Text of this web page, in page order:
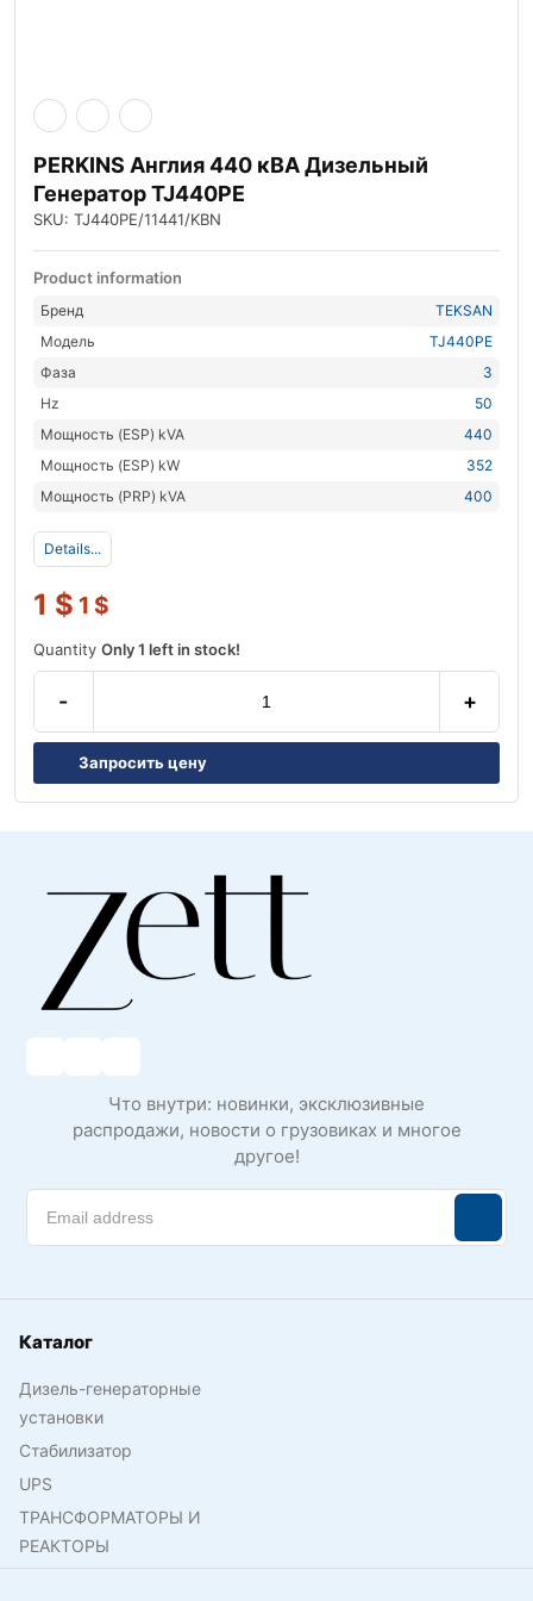
PERKINS Англия 440 кВА Дизельный
Генератор TJ440PE
SKU: TJ440PE/11441/KBN
Product information
Бренд
TEKSAN
Модель
TJ440PE
Фаза
3
Hz
50
Мощность (ESP) kVA
440
Мощность (ESP) kW
352
Мощность (PRP) kVA
400
Details...
1 $ 1 $
Quantity Only 1 left in stock!
- +
Запросить цену
Что внутри: новинки, эксклюзивные
распродажи, новости о грузовиках и многое
другое!
Каталог
Дизель-генераторные
установки
Стабилизатор
UPS
ТРАНСФОРМАТОРЫ И
РЕАКТОРЫ